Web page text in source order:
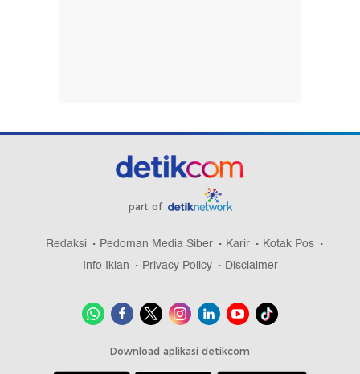
part of
Redaksi Pedoman Media Siber Karir
Kotak Pos
Info Iklan
Privacy Policy Disclaimer
Download aplikasi detikcom